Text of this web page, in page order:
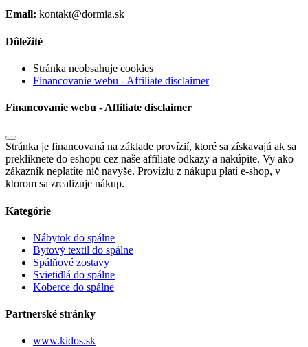
Email: kontakt@dormia.sk
Dôležité
Stránka neobsahuje cookies
Financovanie webu - Affiliate disclaimer
Financovanie webu - Affiliate disclaimer
Stránka je financovaná na základe provízií, ktoré sa získavajú ak sa
prekliknete do eshopu cez naše affiliate odkazy a nakúpite. Vy ako
zákazník neplatíte nič navyše. Províziu z nákupu platí e-shop, v
ktorom sa zrealizuje nákup.
Kategórie
Nábytok do spálne
Bytový textil do spálne
Spálňové zostavy
Svietidlá do spálne
Koberce do spálne
Partnerské stránky
www.kidos.sk